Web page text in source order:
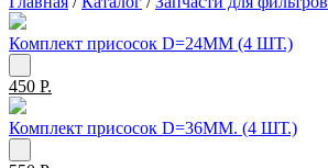
Комплект присосок D=24ММ (4 ШТ.)
450 Р.
Комплект присосок D=36ММ. (4 ШТ.)